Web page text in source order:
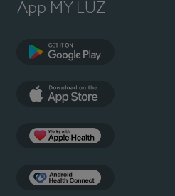
App MY LUZ